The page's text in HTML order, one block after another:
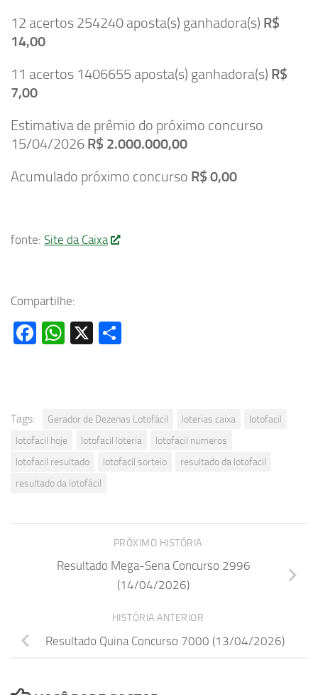
12 acertos 254240 aposta(s) ganhadora(s) R$
14,00
11 acertos 1406655 aposta(s) ganhadora(s) R$
7,00
Estimativa de prêmio do próximo concurso
15/04/2026 R$ 2.000.000,00
Acumulado próximo concurso R$ 0,00
fonte: Site da Caixa
Compartilhe:
Facebook
WhatsApp
X
Tags: Gerador de Dezenas Lotofácil loterias caixa
lotofacil
lotofacil hoje
lotofacil loteria
lotofacil numeros
lotofacil resultado
lotofacil sorteio
resultado da lotofacil
resultado da lotofácil
PRÓXIMO HISTÓRIA
Resultado Mega-Sena Concurso 2996
(14/04/2026)
HISTÓRIA ANTERIOR
Resultado Quina Concurso 7000 (13/04/2026)